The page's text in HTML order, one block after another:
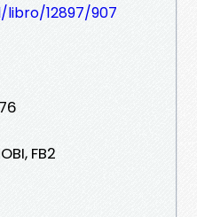
12897/907
FB2